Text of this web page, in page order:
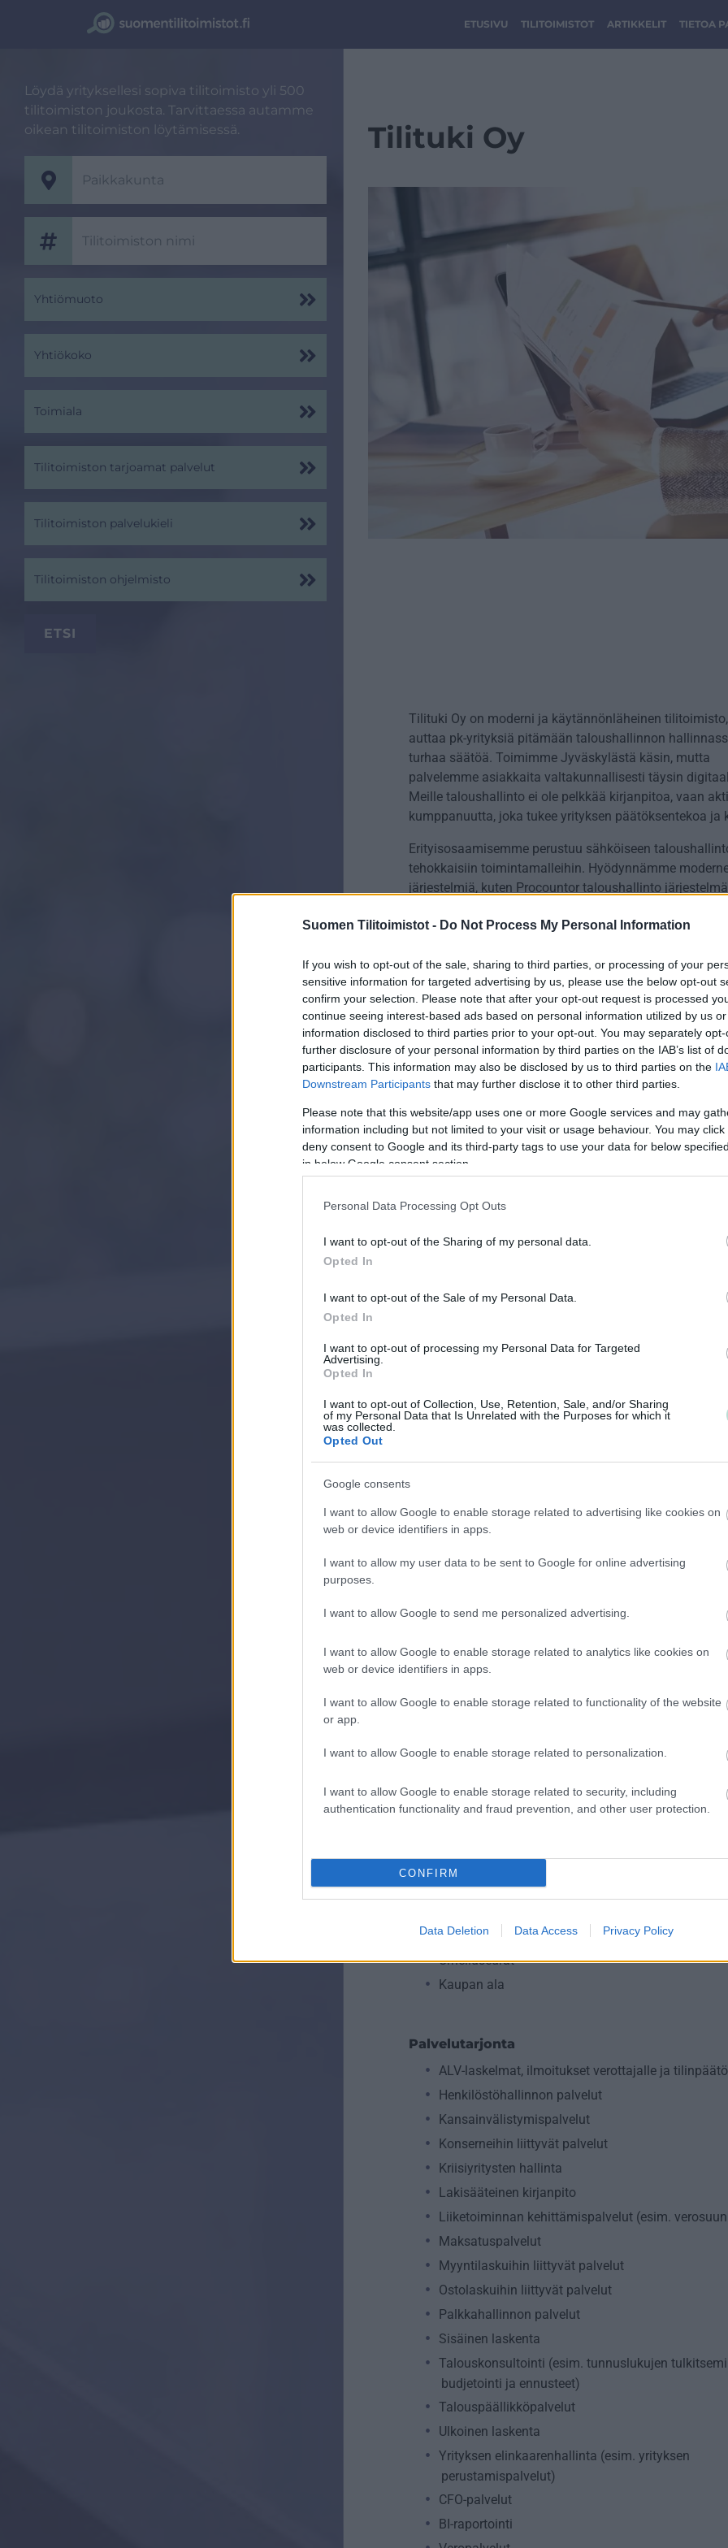
Suomen Tilitoimistot - Do Not Process My Personal Information
If you wish to opt-out of the sale, sharing to third parties, or processing of your
sensitive information for targeted advertising by us, please use the below opt-out
confirm your selection. Please note that after your opt-out request is processed
continue seeing interest-based ads based on personal information utilized by us
information disclosed to third parties prior to your opt-out. You may separately
further disclosure of your personal information by third parties on the IAB’s list of
participants. This information may also be disclosed by us to third parties on the
Downstream Participants that may further disclose it to other third parties.
Please note that this website/app uses one or more Google services and may
information including but not limited to your visit or usage behaviour. You may
deny consent to Google and its third-party tags to use your data for below
in below Google consent section.
Personal Data Processing Opt Outs
I want to opt-out of the Sharing of my personal data.
Opted In
I want to opt-out of the Sale of my Personal Data.
Opted In
I want to opt-out of processing my Personal Data for Targeted
Advertising.
Opted In
I want to opt-out of Collection, Use, Retention, Sale, and/or Sharing
of my Personal Data that Is Unrelated with the Purposes for which it
was collected.
Opted Out
Google consents
I want to allow Google to enable storage related to advertising like cookies on
web or device identifiers in apps.
I want to allow my user data to be sent to Google for online advertising
purposes.
I want to allow Google to send me personalized advertising.
I want to allow Google to enable storage related to analytics like cookies on
web or device identifiers in apps.
I want to allow Google to enable storage related to functionality of the website
or app.
I want to allow Google to enable storage related to personalization.
I want to allow Google to enable storage related to security, including
authentication functionality and fraud prevention, and other user protection.
CONFIRM
Data Deletion Data Access Privacy Policy
ETUSIVU TILITOIMISTOT ARTIKKELIT TIETOA
Löydä yrityksellesi sopiva tilitoimisto yli 500
tilitoimiston joukosta. Tarvittaessa autamme
oikean tilitoimiston löytämisessä.
Yhtiömuoto
Yhtiökoko
Toimiala
Tilitoimiston tarjoamat palvelut
Tilitoimiston palvelukieli
Tilitoimiston ohjelmisto
Tilituki Oy
Tilituki Oy on moderni ja käytännönläheinen
auttaa pk-yrityksiä pitämään taloushallinnon
turhaa säätöä. Toimimme Jyväskylästä käsin, mutta
palvelemme asiakkaita valtakunnallisesti täysin
Meille taloushallinto ei ole pelkkää kirjanpitoa, vaan
kumppanuutta, joka tukee yrityksen päätöksentekoa ja
Erityisosaamisemme perustuu sähköiseen
tehokkaisiin toimintamalleihin. Hyödynnämme
järjestelmiä, kuten Procountor taloushallinto
seurattavaa. Asiakkaamme näkevät reaaliaikaisesti
tehdään. Olemme erityisen vahvoja tilanteissa, joissa
joustavuutta ja nopeaa reagointia.
Palveluihimme kuuluvat kirjanpito, tilinpäätökset,
veroilmoitukset, palkanlaskenta sekä veroneuvonta.
autamme ohjelmistovaihdoissa ja sähköistämisessä,
monelle yritykselle kriittinen mutta usein aliarvioitu
Tilituki Oy:n toimintaa ohjaa selkeä periaate: asiat
oikein, ajallaan ja ymmärrettävästi. Emme piiloudu
ammattijargonin taakse, vaan kerromme suoraan, mitä
tapahtuu ja miksi.
Jos etsit tilitoimistoa, joka ei ainoastaan kirjaa
luotettava valinta.
Tilitoimiston erityisosaaminen
Suomi
Keskikokoiset
Mikrot
Asunto-osakeyhtiö
Toiminimi
Järjestöt ja yhdistykset
Toimiala
Kiinteistöalan toiminta
Rahoitus- ja vakuutustoiminta
Rakentaminen
Terveys- ja sosiaalipalvelut
Apteekkiala
Taide- ja kulttuuriala
Urheiluseurat
Kaupan ala
Palvelutarjonta
ALV-laskelmat, ilmoitukset verottajalle ja
Henkilöstöhallinnon palvelut
Kansainvälistymispalvelut
Konserneihin liittyvät palvelut
Kriisiyritysten hallinta
Lakisääteinen kirjanpito
Liiketoiminnan kehittämispalvelut (esim.
Maksatuspalvelut
Myyntilaskuihin liittyvät palvelut
Ostolaskuihin liittyvät palvelut
Palkkahallinnon palvelut
Sisäinen laskenta
Talouskonsultointi (esim. tunnuslukujen
budjetointi ja ennusteet)
Talouspäällikköpalvelut
Ulkoinen laskenta
Yrityksen elinkaarenhallinta (esim. yrityksen
perustamispalvelut)
CFO-palvelut
BI-raportointi